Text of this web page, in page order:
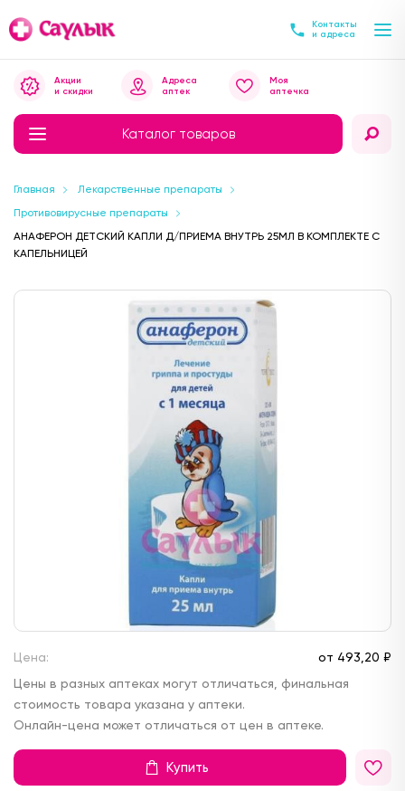
Контакты
и адреса
Каталог товаров
Акции
и скидки
Адреса
аптек
Моя
аптечка
Главная
Лекарственные препараты
Противовирусные препараты
АНАФЕРОН ДЕТСКИЙ КАПЛИ Д/ПРИЕМА ВНУТРЬ 25МЛ В КОМПЛЕКТЕ С
КАПЕЛЬНИЦЕЙ
Цена: от 493, 20 ₽
Цены в разных аптеках могут отличаться, финальная
стоимость товара указана у аптеки.
Онлайн-цена может отличаться от цен в аптеке.
Купить